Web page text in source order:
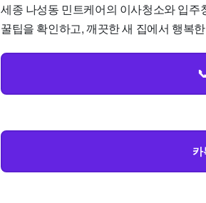
세종 나성동 민트케어의 이사청소와 입
꿀팁을 확인하고, 깨끗한 새 집에서 행복